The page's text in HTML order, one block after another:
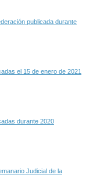
publicada durante
el 15 de enero de 2021
durante 2020
Judicial de la